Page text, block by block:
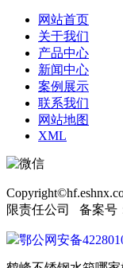
网站首页
关于我们
产品中心
新闻中心
案例展示
联系我们
网站地图
XML
限责任公司 备案号
鄂公网安备